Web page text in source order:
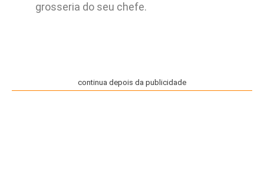
grosseria do seu chefe.
continua depois da publicidade